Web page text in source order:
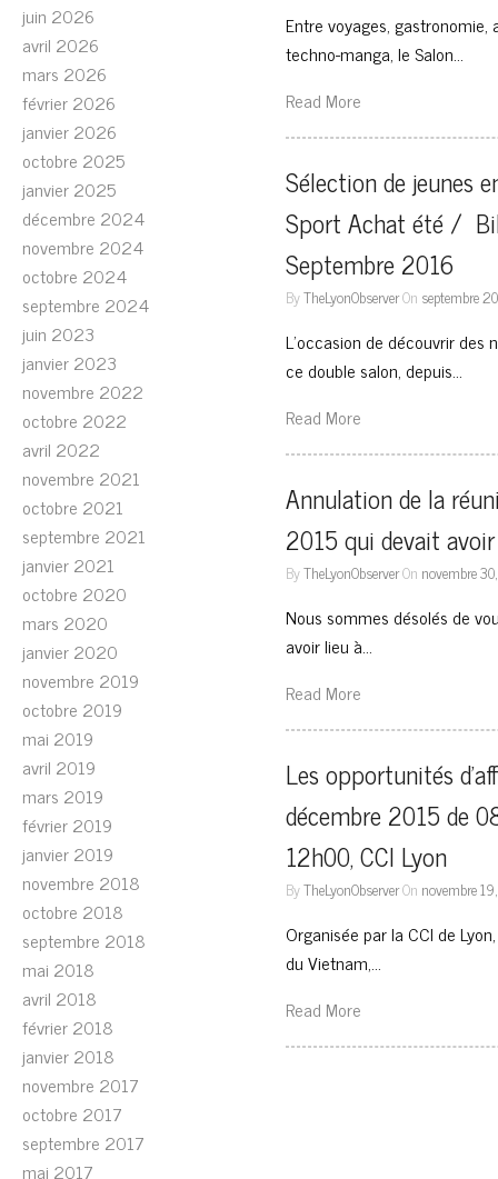
juin 2026
avril 2026
mars 2026
février 2026
janvier 2026
octobre 2025
janvier 2025
décembre 2024
novembre 2024
octobre 2024
septembre 2024
juin 2023
janvier 2023
novembre 2022
octobre 2022
avril 2022
novembre 2021
octobre 2021
septembre 2021
janvier 2021
octobre 2020
mars 2020
janvier 2020
novembre 2019
octobre 2019
mai 2019
avril 2019
mars 2019
février 2019
janvier 2019
novembre 2018
octobre 2018
septembre 2018
mai 2018
avril 2018
février 2018
janvier 2018
novembre 2017
octobre 2017
septembre 2017
mai 2017
Entre voyages,
techno-manga, le Salon…
Read More
Sélection de jeunes
Sport Achat été /
Septembre 2016
ByTheLyonObserverOn septembre
L’occasion de découvrir des
ce double salon, depuis…
Read More
Annulation de la
2015 qui devait
ByTheLyonObserverOn novembre
Nous sommes désolés de
avoir lieu à…
Read More
Les opportunités
décembre 2015 de
12h00, CCI Lyon
ByTheLyonObserverOn novembre
Organisée par la CCI de
du Vietnam,…
Read More